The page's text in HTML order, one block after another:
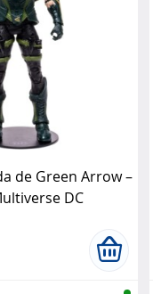
de Green Arrow –
DC